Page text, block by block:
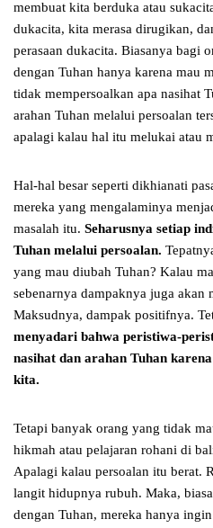
membuat kita berduka atau
dukacita, kita merasa dirugikan,
perasaan dukacita. Biasanya bagi
dengan Tuhan hanya karena mau
tidak mempersoalkan apa nasihat
arahan Tuhan melalui persoalan
apalagi kalau hal itu melukai atau
Hal-hal besar seperti dikhianati
mereka yang mengalaminya
masalah itu. Seharusnya setiap
Tuhan melalui persoalan.
yang mau diubah Tuhan? Kalau
sebenarnya dampaknya juga akan
Maksudnya, dampak positifnya.
menyadari bahwa peristiwa-
nasihat dan arahan Tuhan
kita.
Tetapi banyak orang yang tidak
hikmah atau pelajaran rohani di
Apalagi kalau persoalan itu berat.
langit hidupnya rubuh. Maka,
dengan Tuhan, mereka hanya